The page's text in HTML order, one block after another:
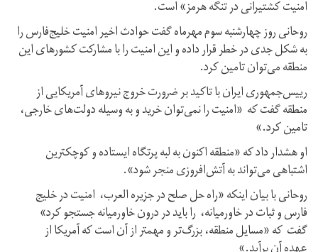
امنیت کشتیرانی در تنگه هرمز» است.
روحانی روز چهارشنبه سوم مهرماه گفت حوادث اخیر امنیت خلیج‌فارس را
به شکل جدی در خطر قرار داده و این امنیت را با مشارکت کشورهای این
منطقه می‌توان تامین کرد.
رییس‌جمهوری ایران با تاکید بر ضرورت خروج نیروهای آمریکایی از
منطقه گفت که «امنیت را نمی‌توان خرید و به وسیله دولت‌های خارجی،
تامین کرد.»
او هشدار داد که «منطقه اکنون به لبه پرتگاه ایستاده و کوچکترین
اشتباهی می‌تواند به آتش‌افروزی منجر شود».
روحانی با بیان اینکه «راه حل صلح در جزیره العرب، امنیت در خلیج
فارس و ثبات در خاورمیانه، را باید در درون خاورمیانه جستجو کرد»
گفت که «مسایل منطقه، بزرگ‌تر و مهمتر از آن است که آمریکا از